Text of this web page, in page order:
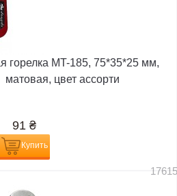
горелка MT-185, 75*35*25 мм,
матовая, цвет ассорти
91 ₴
Купить